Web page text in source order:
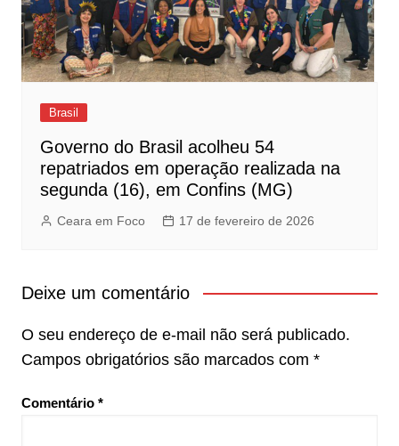
Brasil
Governo do Brasil acolheu 54
repatriados em operação realizada na
segunda (16), em Confins (MG)
Ceara em Foco 17 de fevereiro de 2026
Deixe um comentário
O seu endereço de e-mail não será publicado.
Campos obrigatórios são marcados com *
Comentário *